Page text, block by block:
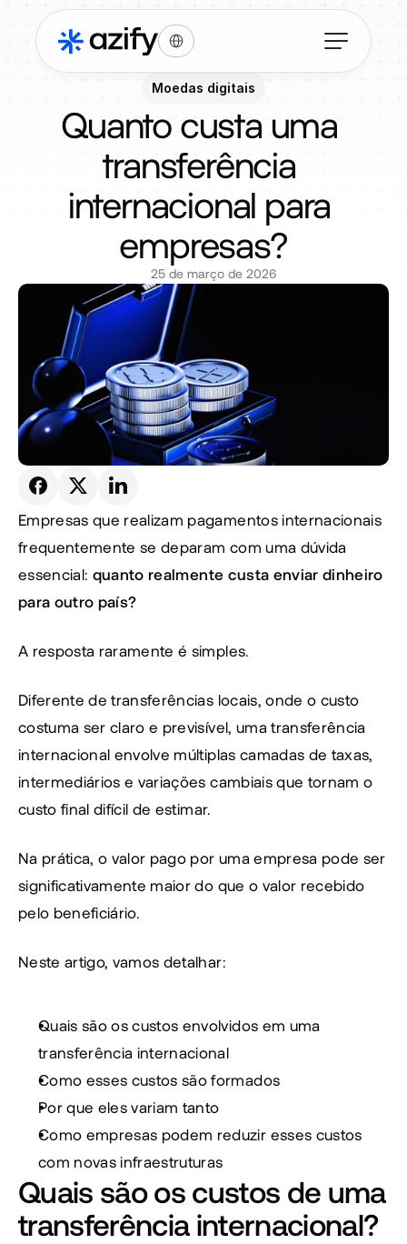
Select Language
Moedas digitais
Quanto custa uma
transferência
internacional para
empresas?
25 de março de 2026
Empresas que realizam pagamentos internacionais
frequentemente se deparam com uma dúvida
essencial: quanto realmente custa enviar dinheiro
para outro país?
A resposta raramente é simples.
Diferente de transferências locais, onde o custo
costuma ser claro e previsível, uma transferência
internacional envolve múltiplas camadas de taxas,
intermediários e variações cambiais que tornam o
custo final difícil de estimar.
Na prática, o valor pago por uma empresa pode ser
significativamente maior do que o valor recebido
pelo beneficiário.
Neste artigo, vamos detalhar:
Quais são os custos envolvidos em uma
transferência internacional
Como esses custos são formados
Por que eles variam tanto
Como empresas podem reduzir esses custos
com novas infraestruturas
Quais são os custos de uma
transferência internacional?